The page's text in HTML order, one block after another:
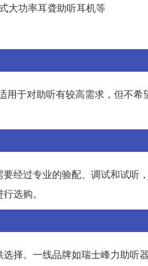
大功率耳聋助听耳机等
于对助听有较高需求，但不
经过专业的验配、调试和试听
选购。
择。一线品牌如瑞士峰力助听